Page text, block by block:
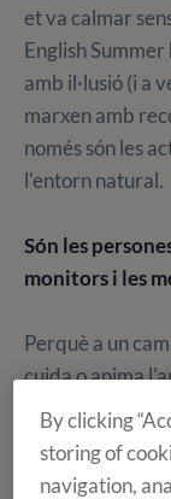
et va calmar
English
amb il·lusió (i a
marxen amb
només són les
l'entorn natural.
Són les
monitors i les
Perquè a un
cuida o anima
deixa
Monitors: molt
By clicking
storing of
navigation,